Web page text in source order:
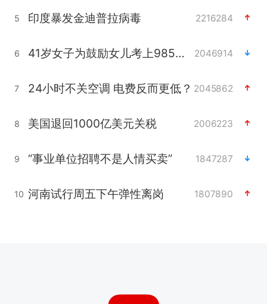
5 印度暴发金迪普拉病毒 2216284
6 41岁女子为鼓励女儿考上985研究生 2046914
7 24小时不关空调 电费反而更低？ 2045862
8 美国退回1000亿美元关税 2006223
9 “事业单位招聘不是人情买卖” 1847287
10 河南试行周五下午弹性离岗 1807890